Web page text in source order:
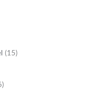
(15)